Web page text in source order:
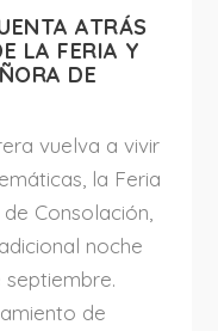
ATRÁS
LA FERIA Y
DE
vuelva a vivir
la Feria
Consolación,
noche
de